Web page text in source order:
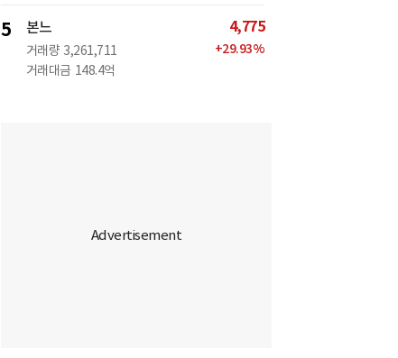
5 본느
거래량 3,261,711
거래대금 148.4억
4,775
+29.93%